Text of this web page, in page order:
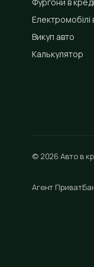
Електромобілі
Викуп авто
Калькулятор
© 2026 Авто в
Агент